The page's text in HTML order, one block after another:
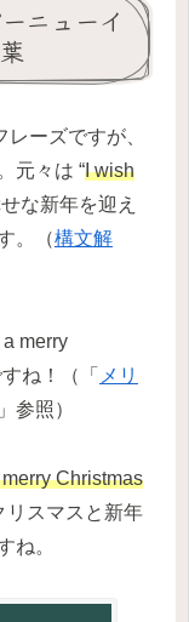
ニューイ
ーズですが、
元々は “I wish
な新年を迎え
。（構文解
merry
ね！（「 メリ
」参照）
Christmas
リスマスと新年
ね。